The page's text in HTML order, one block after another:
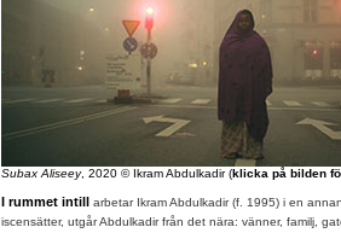
Subax Aliseey, 2020 © Ikram Abdulkadir (klicka på bilden
I rummet intill arbetar Ikram Abdulkadir (f. 1995) i en
iscensätter, utgår Abdulkadir från det nära: vänner, familj,